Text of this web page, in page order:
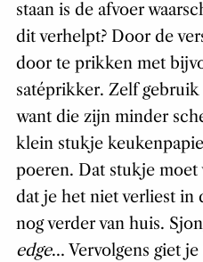
staan is de afvoer
dit verhelpt? Door de
door te prikken met
satéprikker. Zelf
want die zijn minder
klein stukje
poeren. Dat stukje moet
dat je het niet verliest in
nog verder van huis.
edge… Vervolgens giet